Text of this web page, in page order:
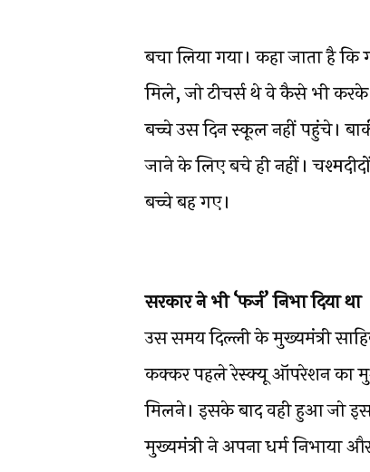
बचा लिया गया। कहा जाता है
मिले, जो टीचर्स थे वे कैसे भी
बच्चे उस दिन स्कूल नहीं पहुंचे।
जाने के लिए बचे ही नहीं।
बच्चे बह गए।
सरकार ने भी ‘फर्ज’ निभा दिया था
उस समय दिल्ली के मुख्यमंत्री
कक्कर पहले रेस्क्यू ऑपरेशन का
मिलने। इसके बाद वही हुआ जो
मुख्यमंत्री ने अपना धर्म निभाया